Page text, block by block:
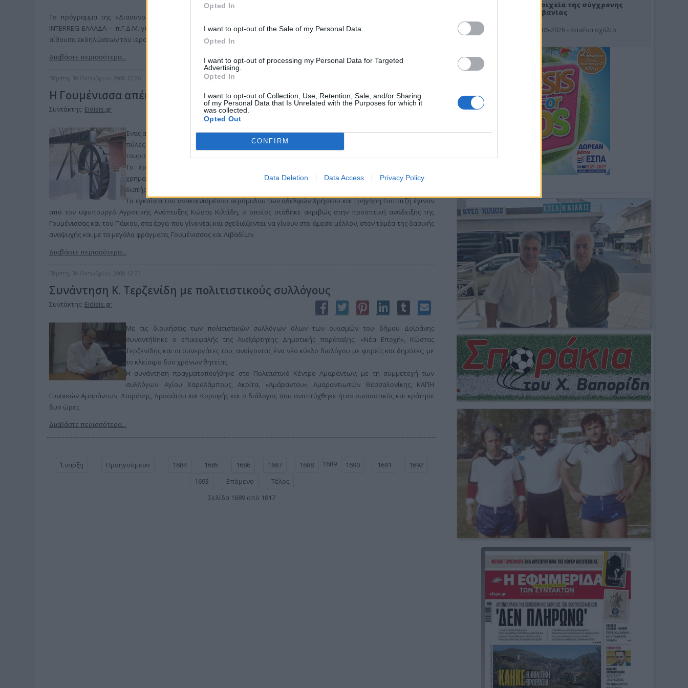
Opted In
I want to opt-out of the Sale of my Personal Data.
Opted In
I want to opt-out of processing my Personal Data for Targeted
Advertising.
Opted In
I want to opt-out of Collection, Use, Retention, Sale, and/or Sharing
of my Personal Data that Is Unrelated with the Purposes for which it
was collected.
Opted Out
CONFIRM
Data Deletion Data Access Privacy Policy
Το πρόγραμμα της «Διασυνοριακής Ανάπτυξης Ανθρώπινου Δυναμικού», που υλοποιήθηκε στα πλαίσια του Γ’ ΚΠΣ
INTERREG ΕΛΛΑΔΑ – π.Γ.Δ.Μ. για τους δήμους Αξιούπολης και Γευγελής αντίστοιχα, παρουσίασε σε ειδική ημερίδα στην
αίθουσα εκδηλώσεων του ιερού ναού της «Παναγίας Άξιον Εστί» δήμος Αξιούπολης.
Διαβάστε περισσότερα...
Πέμπτη, 30 Οκτωβρίου 2008 12:26
Η Γουμένισσα απέκτησε παραδοσιακό νερόμυλο
Συντάκτης: Eidisis.gr
Ένας από τους ιστορικούς νερόμυλους της Γουμένισσας, της οικογένειας Γιαπατζή, άνοιξε ξανά τις
πύλες του, πλήρως ανακαινισμένος, αλλά όχι παραγωγικός, προσθέτοντας έναν ακόμη κρίκο στην
τουριστική ανάπτυξη της περιοχής και στην επισκεψιμότητα του Πάικου.
Το έργο της ανακαίνισης του νερόμυλου εντάχθηκε στο πρόγραμμα ΟΠΑΑΧ και έτυχε
χρηματοδότησης 100%, ακριβώς γιατί δεν πρόκειται για παραγωγική μονάδα, αλλά για τη
διατήρηση ενός θαυμάσιου αρχιτεκτονικού μνημείου.
Τα εγκαίνια του ανακαινισμένου νερόμυλου των αδελφών Χρήστου και Γρηγόρη Γιαπατζή έγιναν
από τον υφυπουργό Αγροτικής Ανάπτυξης Κώστα Κιλτίδη, ο οποίος στάθηκε ακριβώς στην προοπτική ανάδειξης της
Γουμένισσας και του Πάικου, στα έργα που γίνονται και σχεδιάζονται να γίνουν στο άμεσο μέλλον, στον τομέα της δασικής
αναψυχής και με τα μεγάλα φράγματα, Γουμένισσας και Λιβαδίων.
Διαβάστε περισσότερα...
Πέμπτη, 30 Οκτωβρίου 2008 12:23
Συνάντηση Κ. Τερζενίδη με πολιτιστικούς συλλόγους
Συντάκτης: Eidisis.gr
Με τις διοικήσεις των πολιτιστικών συλλόγων όλων των οικισμών του δήμου Δοϊράνης
συναντήθηκε ο επικεφαλής της Ανεξάρτητης Δημοτικής παράταξης, «Νέα Εποχή», Κώστας
Τερζενίδης και οι συνεργάτες του, ανοίγοντας ένα νέο κύκλο διαλόγου με φορείς και δημότες, με
το κλείσιμο δυο χρόνων θητείας.
Η συνάντηση πραγματοποιήθηκε στο Πολιτιστικό Κέντρο Αμαράντων, με τη συμμετοχή των
συλλόγων: Αγίου Χαραλάμπους, Ακρίτα, «Αμάραντου», Αμαραντιωτών Θεσσαλονίκης, ΚΑΠΗ
Γυναικών Αμαράντων, Δοϊράνης, Δροσάτου και Κορυφής και ο διάλογος που αναπτύχθηκε ήταν ουσιαστικός και κράτησε
δυο ώρες.
Διαβάστε περισσότερα...
Έναρξη Προηγούμενο 1684 1685 1686 1687 1688 1689 1690 1691
1692
1693
Επόμενο
Τέλος
Σελίδα 1689 από 1817
Στοιχεία της σύγχρονης
Αλβανίας
19-06-2026 - Κανένα σχόλιο